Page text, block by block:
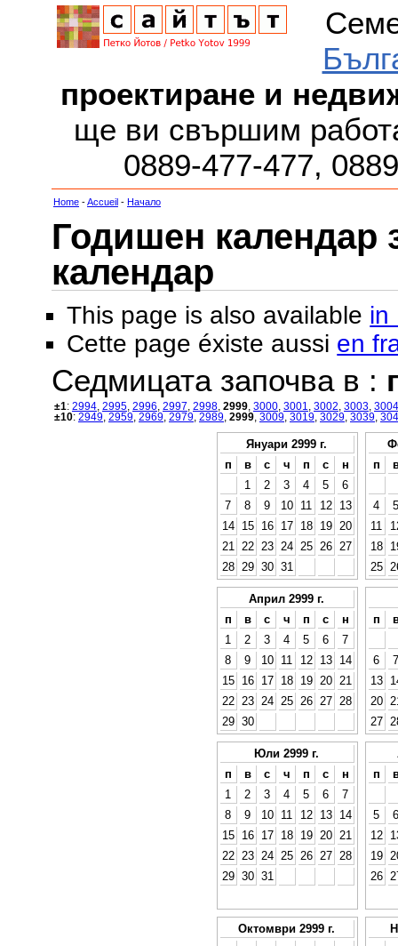
проектиране и
ще ви свършим
0889-477-477,
Home -Accueil - Начало
Годишен календар
календар
This page is also available in
Cette page éxiste aussi en
Седмицата започва в :
±1: 2994 2995 2996 2997 2998 2999 3000 3001 3002 3003 3004
±10: 2949 2959 2969 2979 2989 2999 3009 3019 3029 3039
Януари 2999 г.
п
в с ч п с
н
1
2 3 4 5
6
7
8 9 10 11 12
13
14
15 16 17 18 19
20
21
22 23 24 25 26
27
28
29 30 31
п
4
5
11
18
25
Април 2999 г.
п
в с ч п с
н
1
2 3 4 5 6
7
8
9 10 11 12 13
14
15
16 17 18 19 20
21
22
23 24 25 26 27
28
29 30
п
6
7
13
20
27
Юли 2999 г.
п
в с ч п с
н
1
2 3 4 5 6
7
8
9 10 11 12 13
14
15
16 17 18 19 20
21
22
23 24 25 26 27
28
29 30 31
п
5
6
12
19
26
Октомври 2999 г.